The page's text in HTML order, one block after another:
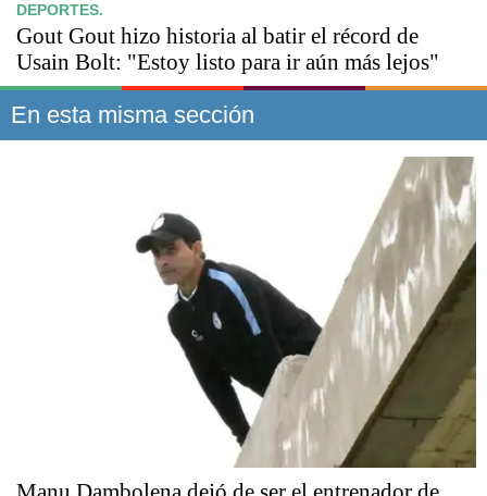
DEPORTES.
Gout Gout hizo historia al batir el récord de
Usain Bolt: "Estoy listo para ir aún más lejos"
En esta misma sección